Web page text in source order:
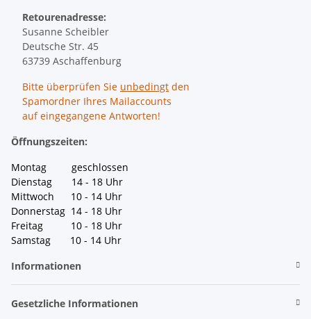
Retourenadresse:
Susanne Scheibler
Deutsche Str. 45
63739 Aschaffenburg
Bitte überprüfen Sie unbedingt den
Spamordner Ihres Mailaccounts
auf eingegangene Antworten!
Öffnungszeiten:
Montag geschlossen
Dienstag 14 - 18 Uhr
Mittwoch 10 - 14 Uhr
Donnerstag 14 - 18 Uhr
Freitag 10 - 18 Uhr
Samstag 10 - 14 Uhr
Informationen
Gesetzliche Informationen